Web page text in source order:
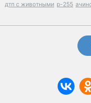
дтп с животными р-255